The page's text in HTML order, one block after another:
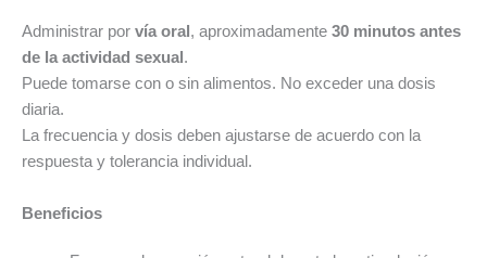
Administrar por vía oral , aproximadamente 30 minutos antes
de la actividad sexual .
Puede tomarse con o sin alimentos. No exceder una dosis
diaria.
La frecuencia y dosis deben ajustarse de acuerdo con la
respuesta y tolerancia individual.
Beneficios